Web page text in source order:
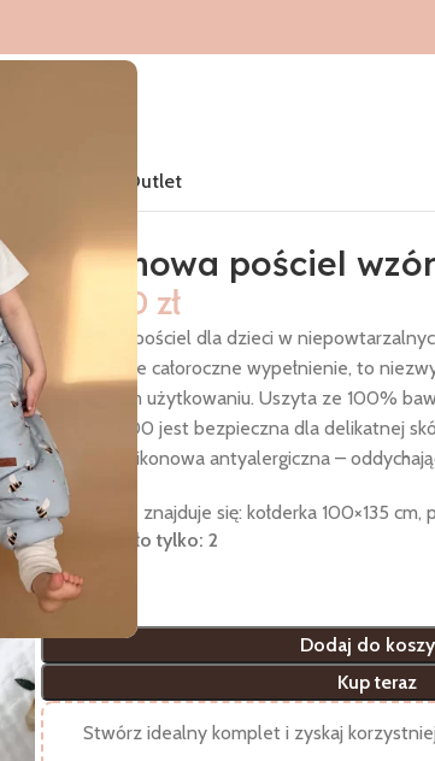
Outlet
Muślinowa pościel
299,00 zł
Muślinowa pościel dla dzieci w
stałe wszyte całoroczne wypełnienie, to
codziennym użytkowaniu. Uszyta ze 100%
Standard 100 jest bezpieczna dla delikatnej
włóknina silikonowa antyalergiczna –
W zestawie znajduje się: kołderka 100×135 cm,
Pozostało tylko: 2
Dodaj do
Kup teraz
Stwórz idealny komplet i zyskaj